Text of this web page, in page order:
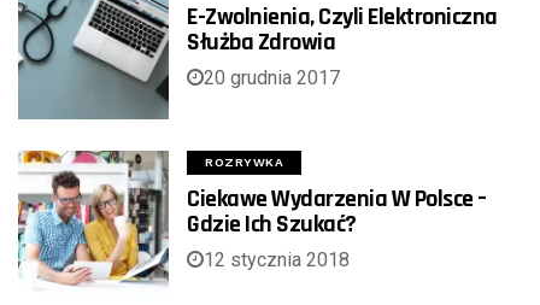
E-Zwolnienia, Czyli Elektroniczna
Służba Zdrowia
20 grudnia 2017
ROZRYWKA
Ciekawe Wydarzenia W Polsce –
Gdzie Ich Szukać?
12 stycznia 2018